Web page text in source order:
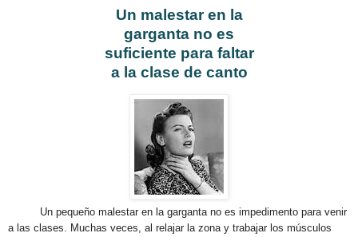
Un malestar en la
garganta no es
suficiente para faltar
a la clase de canto
Un pequeño malestar en la garganta no es impedimento para venir
a las clases. Muchas veces, al relajar la zona y trabajar los músculos